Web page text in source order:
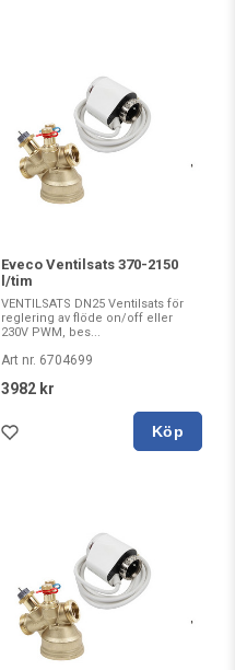
Eveco Ventilsats 370-2150
l/tim
VENTILSATS DN25 Ventilsats för
reglering av flöde on/off eller
230V PWM, bes...
Art nr. 6704699
3982 kr
Köp